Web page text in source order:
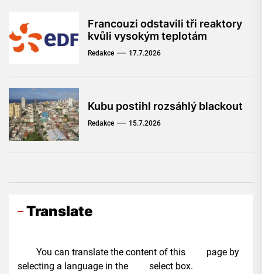
Francouzi odstavili tři reaktory
kvůli vysokým teplotám
Redakce 17.7.2026
Kubu postihl rozsáhlý blackout
Redakce 15.7.2026
Translate
You can translate the content of this page by
selecting a language in the select box.